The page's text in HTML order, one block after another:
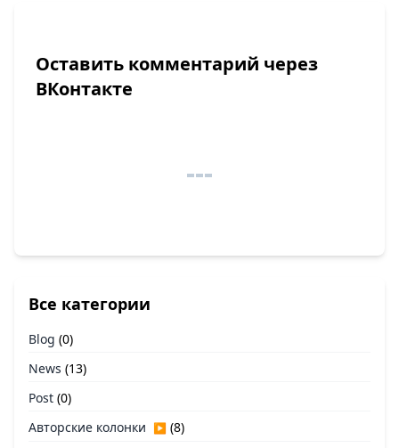
Оставить комментарий через
ВКонтакте
Все категории
Blog (0)
News (13)
Post (0)
Авторские колонки ▶ (8)